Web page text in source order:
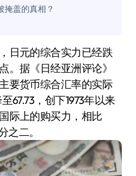
掩盖的真相？
。据《日经亚洲评论》
要货币综合汇率的实际
67.73，创下1973年以来
际上的购买力，相比
之二。